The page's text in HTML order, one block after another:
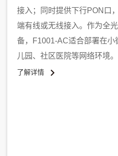
接入；同时提供下行PON口
端有线或无线接入。作为全
备，F1001-AC适合部署在小
儿园、社区医院等网络环境。
了解详情